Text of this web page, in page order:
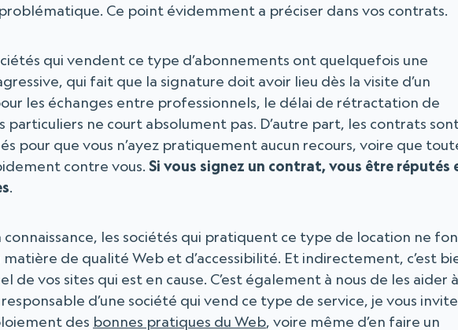
Ce point évidemment a préciser dans vos contrats.
qui vendent ce type d’abonnements ont quelquefois une
qui fait que la signature doit avoir lieu dès la visite d’un
les échanges entre professionnels, le délai de rétractation de
particuliers ne court absolument pas. D’autre part, les contrats
pour que vous n’ayez pratiquement aucun recours, voire que
contre vous. Si vous signez un contrat, vous être réputés
.
connaissance, les sociétés qui pratiquent ce type de location ne
de qualité Web et d’accessibilité. Et indirectement, c’est
vos sites qui est en cause. C’est également à nous de les aider à
responsable d’une société qui vend ce type de service, je vous
des bonnes pratiques du Web, voire même d’en faire un